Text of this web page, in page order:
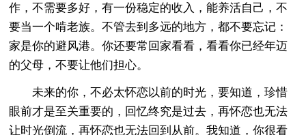
作，不需要多好，有一份稳定的收入，能养活自己，不
要当一个啃老族。不管去到多远的地方，都不要忘记：
家是你的避风港。你还要常回家看看，看看你已经年迈
的父母，不要让他们担心。
未来的你，不必太怀恋以前的时光，要知道，珍惜
眼前才是至关重要的，回忆终究是过去，再怀恋也无法
让时光倒流，再怀恋也无法回到从前。我知道，你很看